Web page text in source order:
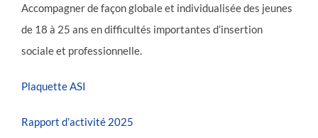
Accompagner de façon globale et individualisée des jeunes
de 18 à 25 ans en difficultés importantes d’insertion
sociale et professionnelle.
Plaquette ASI
Rapport d’activité 2025